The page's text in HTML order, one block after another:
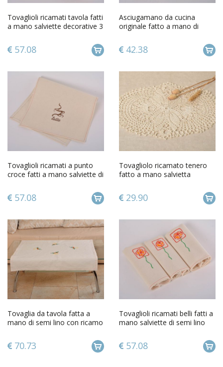
Tovaglioli ricamati tavola fatti
a mano salviette decorative 3
57.08
Asciugamano da cucina
originale fatto a mano di
42.38
Tovaglioli ricamati a punto
croce fatti a mano salviette di
57.08
Tovagliolo ricamato tenero
fatto a mano salvietta
29.90
Tovaglia da tavola fatta a
mano di semi lino con ricamo
70.73
Tovaglioli ricamati belli fatti a
mano salviette di semi lino
57.08